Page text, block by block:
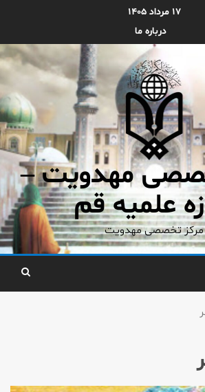
۱۷ مرداد ۱۴۰۵
درباره ما
مهدویت –
علمیه قم
مرکز تخصصی مهدویت